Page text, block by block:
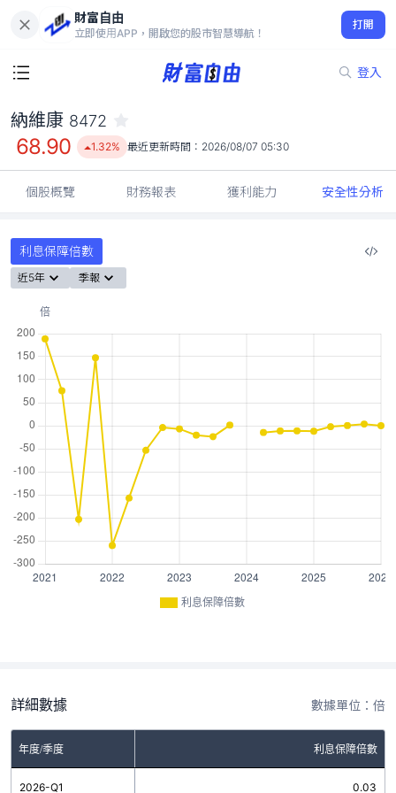
財富自由
立即使用APP，開啟您的股市智慧導航！
打開
登入
68.90
1.32%
納維康 8472
68.90 1.32% 最近更新時間： 2026/08/07 05:30
個股概覽 財務報表 獲利能力 安全性分析
利息保障倍數
近5年 季報
利息保障倍數
詳細數據 數據單位：倍
年度/季度 利息保障倍數
2026-Q1 0.03